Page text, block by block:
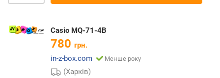
Casio MQ-71-4B
780 грн.
in-z-box.com
Менше року
(Харків)